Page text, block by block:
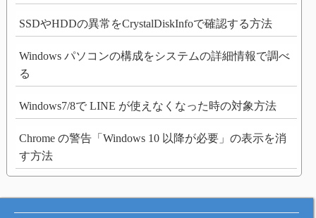
SSDやHDDの異常をCrystalDiskInfoで確認する方法
Windows パソコンの構成をシステムの詳細情報で調べ
る
Windows7/8で LINE が使えなくなった時の対象方法
Chrome の警告「Windows 10 以降が必要」の表示を消
す方法